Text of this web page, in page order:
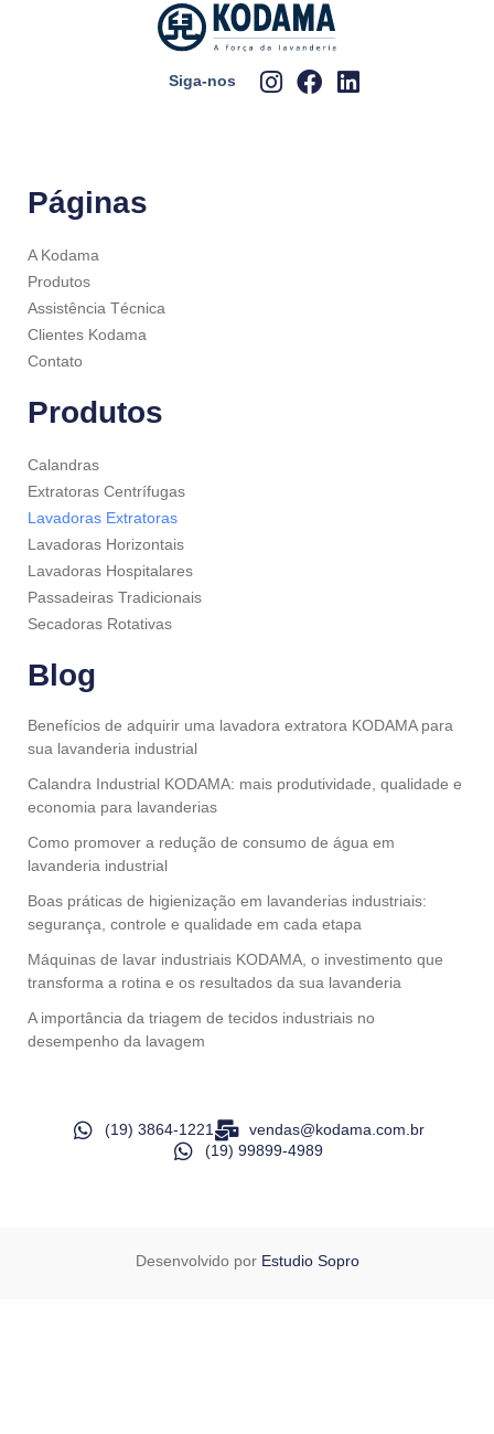
Siga-nos
Páginas
A Kodama
Produtos
Assistência Técnica
Clientes Kodama
Contato
Produtos
Calandras
Extratoras Centrífugas
Lavadoras Extratoras
Lavadoras Horizontais
Lavadoras Hospitalares
Passadeiras Tradicionais
Secadoras Rotativas
Blog
Benefícios de adquirir uma lavadora extratora KODAMA para
sua lavanderia industrial
Calandra Industrial KODAMA: mais produtividade, qualidade e
economia para lavanderias
Como promover a redução de consumo de água em
lavanderia industrial
Boas práticas de higienização em lavanderias industriais:
segurança, controle e qualidade em cada etapa
Máquinas de lavar industriais KODAMA, o investimento que
transforma a rotina e os resultados da sua lavanderia
A importância da triagem de tecidos industriais no
desempenho da lavagem
(19) 3864-1221
vendas@kodama.com.br
(19) 99899-4989
Desenvolvido por Estudio Sopro